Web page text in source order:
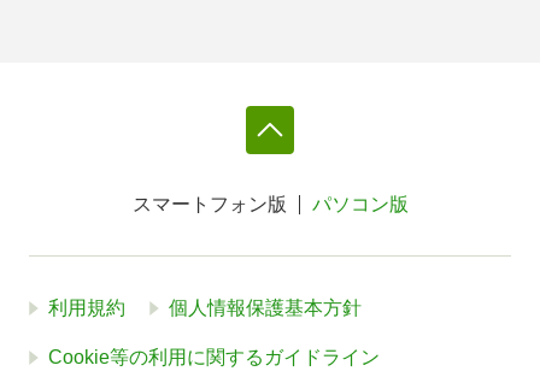
スマートフォン版 パソコン版
利用規約 個人情報保護基本方針
Cookie等の利用に関するガイドライン